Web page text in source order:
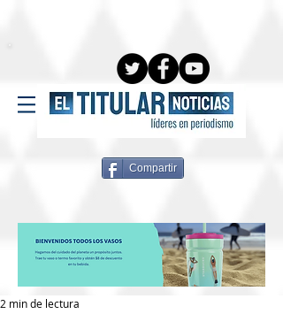
Compartir
2 min de lectura